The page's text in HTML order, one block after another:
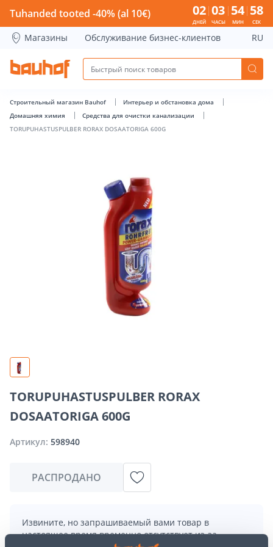
TORUPUHASTUSPULBER RORAX DOSAATORIGA 600G -
Tuhanded tooted -40% (al 10€) 02
ДНЕЙ
03
ЧАСЫ
54
МИН
58
СЕК
Магазины Обслуживание бизнес-клиентов RU
Строительный магазин Bauhof
Интерьер и обстановка дома
Домашняя химия
Средства для очистки канализации
TORUPUHASTUSPULBER RORAX DOSAATORIGA 600G
TORUPUHASTUSPULBER RORAX
DOSAATORIGA 600G
Артикул: 598940
РАСПРОДАНО
Извините, но запрашиваемый вами товар в
настоящее время временно отсутствует из-за